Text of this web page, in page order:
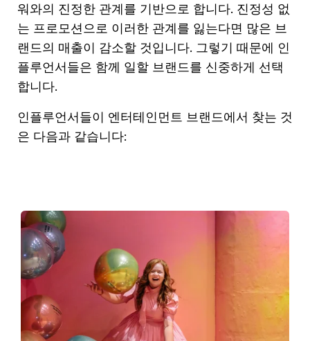
워와의 진정한 관계를 기반으로 합니다. 진정성 없
는 프로모션으로 이러한 관계를 잃는다면 많은 브
랜드의 매출이 감소할 것입니다. 그렇기 때문에 인
플루언서들은 함께 일할 브랜드를 신중하게 선택
합니다.
인플루언서들이 엔터테인먼트 브랜드에서 찾는 것
은 다음과 같습니다: